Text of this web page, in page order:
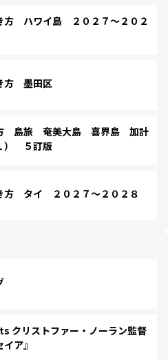
方 ハワイ島 ２０２７～２０２
方 墨田区
島旅 奄美大島 喜界島 加計
） ５訂版
方 タイ ２０２７～２０２８
クリストファー・ノーラン監督
ア』